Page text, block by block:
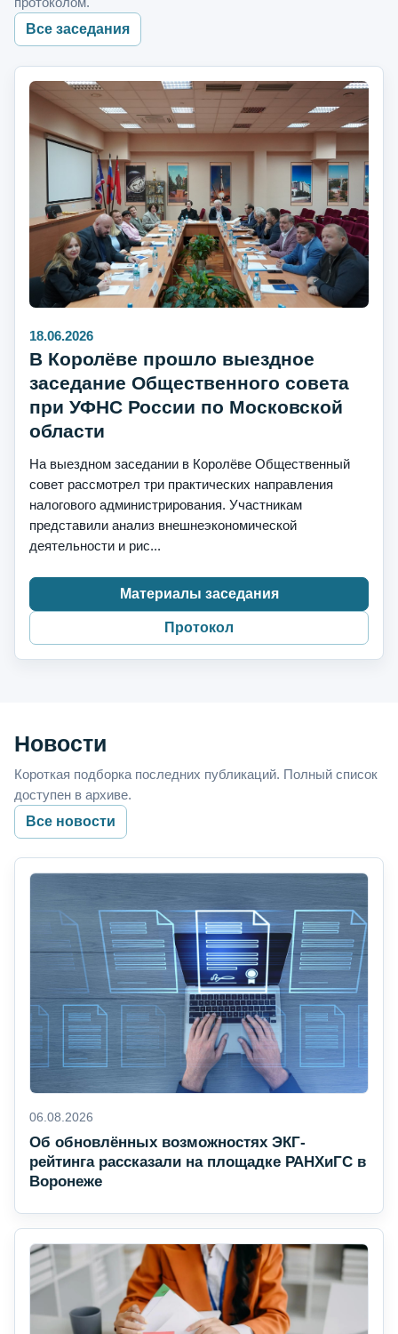
Все заседания
18.06.2026
В Королёве прошло выездное
заседание Общественного совета
при УФНС России по Московской
области
На выездном заседании в Королёве Общественный
совет рассмотрел три практических направления
налогового администрирования. Участникам
представили анализ внешнеэкономической
деятельности и рис...
Материалы заседания
Протокол
Новости
Короткая подборка последних публикаций. Полный список
доступен в архиве.
Все новости
06.08.2026
Об обновлённых возможностях ЭКГ-
рейтинга рассказали на площадке РАНХиГС в
Воронеже